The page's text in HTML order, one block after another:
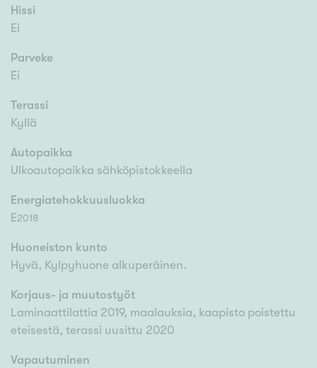
Hissi
Ei
Parveke
Ei
Terassi
Kyllä
Autopaikka
Ulkoautopaikka sähköpistokkeella
Energiatehokkuusluokka
E2018
Huoneiston kunto
Hyvä, Kylpyhuone alkuperäinen.
Korjaus- ja muutostyöt
Laminaattilattia 2019, maalauksia, kaapisto poistettu
eteisestä, terassi uusittu 2020
Vapautuminen